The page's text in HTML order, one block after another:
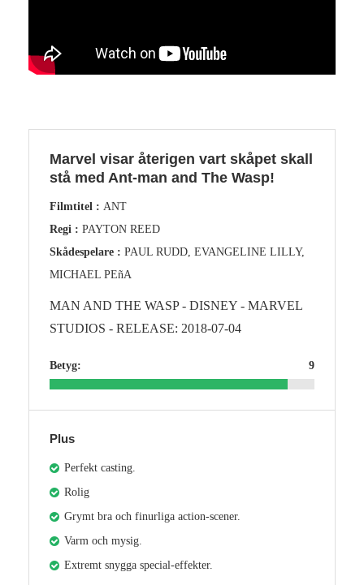
Marvel visar återigen vart skåpet skall
stå med Ant-man and The Wasp!
Filmtitel : ANT
Regi : PAYTON REED
Skådespelare : PAUL RUDD, EVANGELINE LILLY,
MICHAEL PEñA
MAN AND THE WASP - DISNEY - MARVEL
STUDIOS - RELEASE: 2018-07-04
Betyg: 9
Plus
Perfekt casting.
Rolig
Grymt bra och finurliga action-scener.
Varm och mysig.
Extremt snygga special-effekter.